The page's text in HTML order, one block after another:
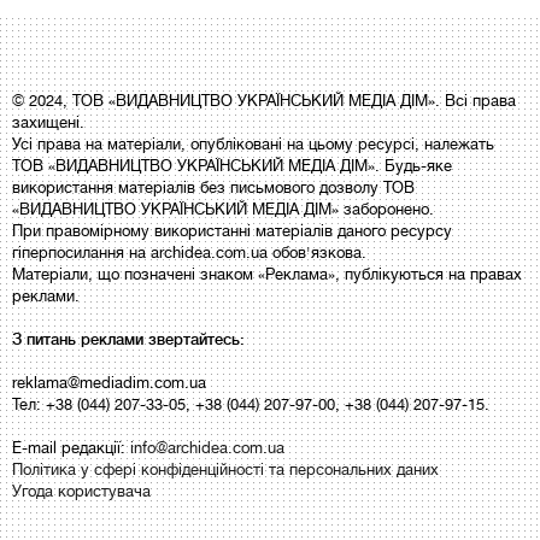
© 2024, ТОВ «ВИДАВНИЦТВО УКРАЇНСЬКИЙ МЕДІА ДІМ». Всі права
захищені.
Усі права на матеріали, опубліковані на цьому ресурсі, належать
ТОВ «ВИДАВНИЦТВО УКРАЇНСЬКИЙ МЕДІА ДІМ». Будь-яке
використання матеріалів без письмового дозволу ТОВ
«ВИДАВНИЦТВО УКРАЇНСЬКИЙ МЕДІА ДІМ» заборонено.
При правомірному використанні матеріалів даного ресурсу
гіперпосилання на archidea.com.ua обов'язкова.
Матеріали, що позначені знаком «Реклама», публікуються на правах
реклами.
З питань реклами звертайтесь:
reklama@mediadim.com.ua
Тел: +38 (044) 207-33-05, +38 (044) 207-97-00, +38 (044) 207-97-15.
E-mail редакції:info@archidea.com.ua
Політика у сфері конфіденційності та персональних даних
Угода користувача